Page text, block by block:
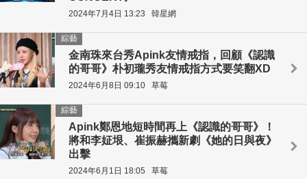
2024年7月4日 13:23 韓星網
金南珠來台秀Apink友情戒指，回顧《認識
的哥哥》朴初瓏秀友情戒指方式要笑翻XD
綜藝
2024年6月8日 09:10 草莓
Apink鄭恩地短時間再上《認識的哥哥》！
將和李姃垠、崔振赫攜新劇《她的日與夜》
出擊
綜藝
2024年6月1日 18:05 草莓